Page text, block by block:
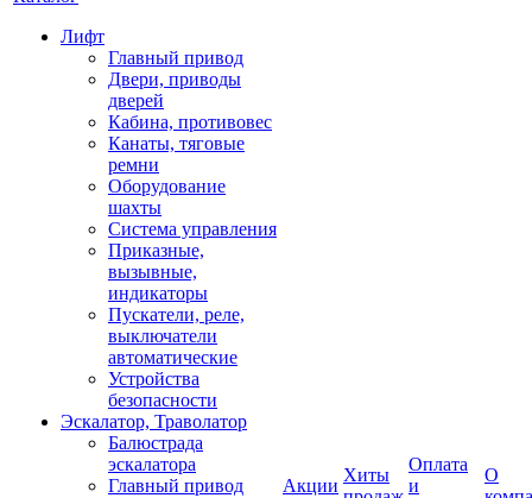
Лифт
Главный привод
Двери, приводы
дверей
Кабина, противовес
Канаты, тяговые
ремни
Оборудование
шахты
Система управления
Приказные,
вызывные,
индикаторы
Пускатели, реле,
выключатели
автоматические
Устройства
безопасности
Эскалатор, Траволатор
Балюстрада
эскалатора
Главный привод
Акции
Хиты
Оплата
и
О